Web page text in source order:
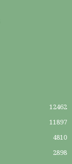
12462
11897
4810
2898